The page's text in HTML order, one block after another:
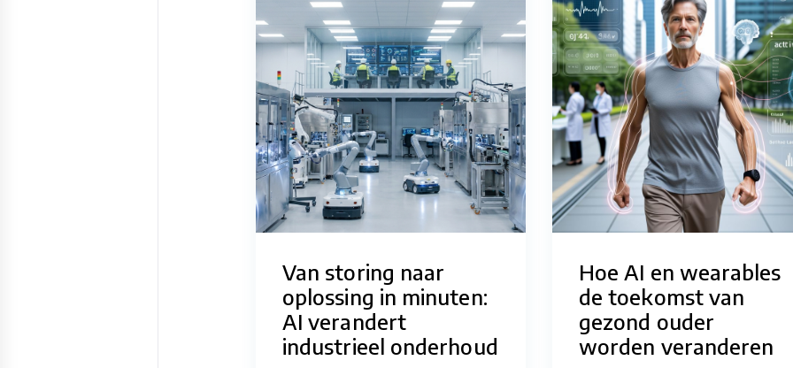
Van storing naar
oplossing in minuten:
AI verandert
industrieel onderhoud
Hoe AI en wearables
de toekomst van
gezond ouder
worden veranderen